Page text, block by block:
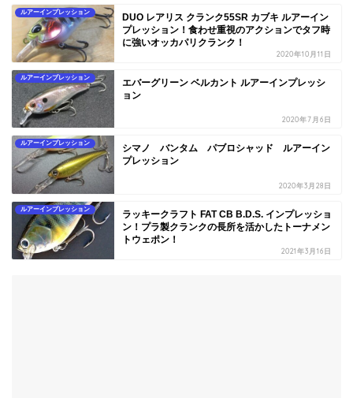
ルアーインプレッション
DUO レアリス クランク55SR カブキ ルアーイン
プレッション！食わせ重視のアクションでタフ時
に強いオッカパリクランク！
2020年10月11日
ルアーインプレッション
エバーグリーン ベルカント ルアーインプレッシ
ョン
2020年7月6日
ルアーインプレッション
シマノ バンタム パブロシャッド ルアーイン
プレッション
2020年3月28日
ルアーインプレッション
ラッキークラフト FAT CB B.D.S. インプレッショ
ン！プラ製クランクの長所を活かしたトーナメン
トウェポン！
2021年3月16日